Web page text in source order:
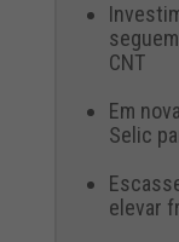
CNT
Em
Selic
elevar